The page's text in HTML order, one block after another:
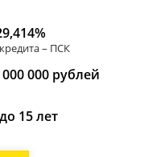
– ПСК
000 рублей
15 лет